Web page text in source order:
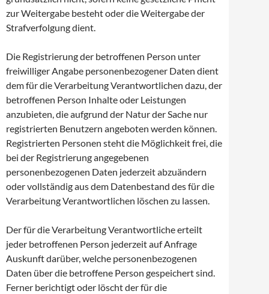
zur Weitergabe besteht oder die Weitergabe der
Strafverfolgung dient.
Die Registrierung der betroffenen Person unter
freiwilliger Angabe personenbezogener Daten dient
dem für die Verarbeitung Verantwortlichen dazu, der
betroffenen Person Inhalte oder Leistungen
anzubieten, die aufgrund der Natur der Sache nur
registrierten Benutzern angeboten werden können.
Registrierten Personen steht die Möglichkeit frei, die
bei der Registrierung angegebenen
personenbezogenen Daten jederzeit abzuändern
oder vollständig aus dem Datenbestand des für die
Verarbeitung Verantwortlichen löschen zu lassen.
Der für die Verarbeitung Verantwortliche erteilt
jeder betroffenen Person jederzeit auf Anfrage
Auskunft darüber, welche personenbezogenen
Daten über die betroffene Person gespeichert sind.
Ferner berichtigt oder löscht der für die